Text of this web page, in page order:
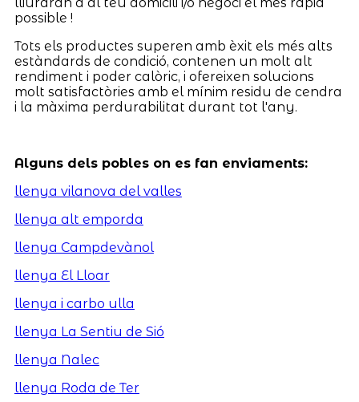
possible !
Tots els productes superen amb èxit els més alts
estàndards de condició, contenen un molt alt
rendiment i poder calòric, i ofereixen solucions
molt satisfactòries amb el mínim residu de cendra
i la màxima perdurabilitat durant tot l'any.
Alguns dels pobles on es fan enviaments:
llenya vilanova del valles
llenya alt emporda
llenya Campdevànol
llenya El Lloar
llenya i carbo ulla
llenya La Sentiu de Sió
llenya Nalec
llenya Roda de Ter